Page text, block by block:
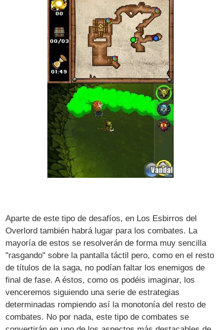
Aparte de este tipo de desafíos, en Los Esbirros del
Overlord también habrá lugar para los combates. La
mayoría de estos se resolverán de forma muy sencilla
"rasgando" sobre la pantalla táctil pero, como en el resto
de títulos de la saga, no podían faltar los enemigos de
final de fase. A éstos, como os podéis imaginar, los
venceremos siguiendo una serie de estrategias
determinadas rompiendo así la monotonía del resto de
combates. No por nada, este tipo de combates se